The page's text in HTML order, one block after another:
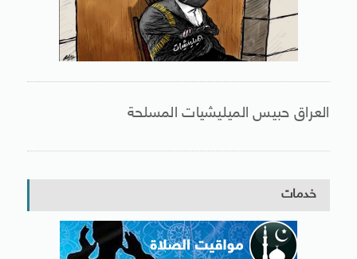
العراق حبيس الميليشيات المسلحة
خدمات